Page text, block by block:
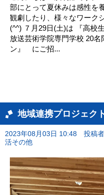
部にとって夏休みは感性を
観劇したり、様々なワーク
(^^) ７月29日(土)は 『高
放送芸術学院専門学校 20
ン』 にご招...
地域連携プロジェク
2023年08月03日 10:48 投稿
活その他